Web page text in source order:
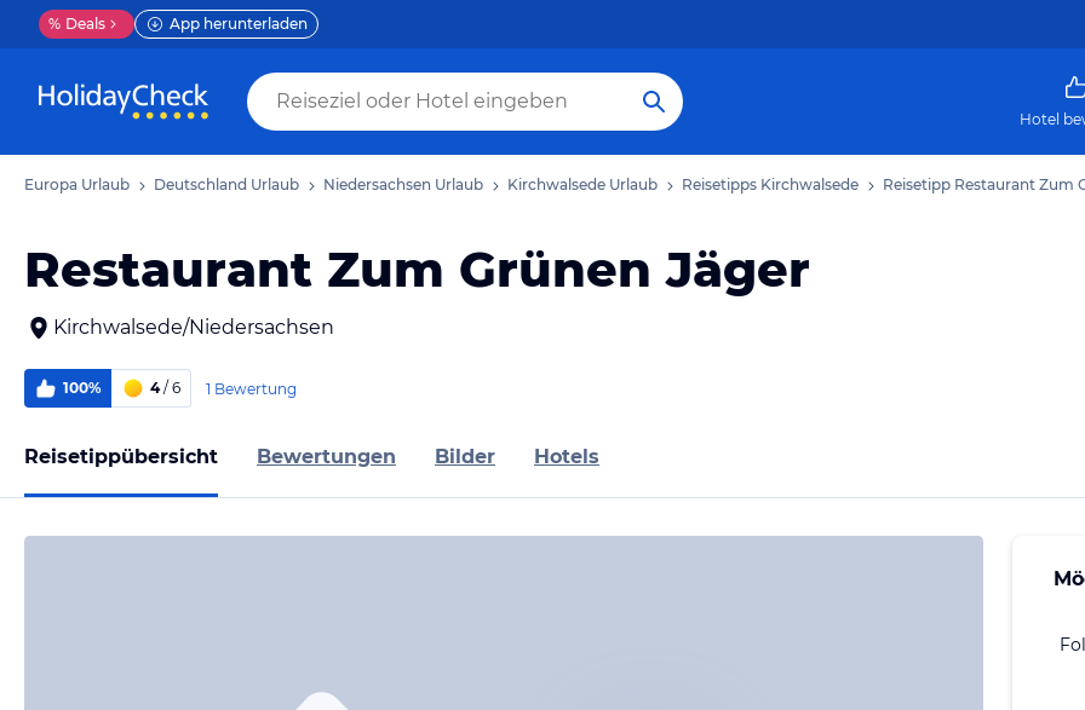
% Deals App herunterladen
Hotel
Europa Urlaub Deutschland Urlaub Niedersachsen Urlaub Kirchwalsede Urlaub Reisetipps Kirchwalsede Reisetipp Restaurant Zum
Restaurant Zum Grünen Jäger
Kirchwalsede/Niedersachsen
100% 4/ 6 1 Bewertung
Reisetippübersicht Bewertungen Bilder Hotels